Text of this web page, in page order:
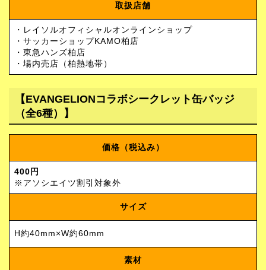
取扱店舗
・レイソルオフィシャルオンラインショップ
・サッカーショップKAMO柏店
・東急ハンズ柏店
・場内売店（柏熱地帯）
【EVANGELIONコラボシークレット缶バッジ
（全6種）】
価格（税込み）
400円
※アソシエイツ割引対象外
サイズ
H約40mm×W約60mm
素材